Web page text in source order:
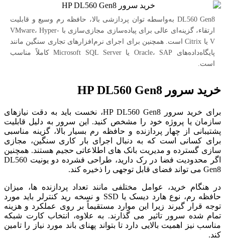
DL560 Gen8 به‌واسطه توان پردازشی بالا، حافظه رم وسیع و قابلیت
ارتقاء، گزینه‌ای عالی برای پیاده‌سازی مجازی‌سازی با VMware، Hyper-
V یا Citrix است. همچنین برای اجرای نرم‌افزارهای تجاری سنگین مانند
پایگاه‌داده‌های Oracle، SAP یا Microsoft SQL Server کاملاً مناسب
است.
خرید سرور HP DL560 Gen8
برای خرید سرور HP DL560 Gen8، نخست باید به دقت نیازهای
سازمان یا پروژه خود را مشخص کنید. این سرور به دلیل قابلیت
پشتیبانی از چهار پردازنده و حافظه رم بسیار بالا، گزینه مناسبی
برای کسانی است که به دنبال اجرای بار کاری سنگین، مجازی
سازی گسترده و مدیریت بانک های اطلاعاتی حجیم هستند. همچنین
اگر محدودیت فضا در رک دارید، طراحی فشرده دو یونیت DL560
Gen8 می تواند فضای قابل توجهی را ذخیره کند.
در هنگام خرید، عوامل مختلفی مانند تعداد پردازنده ها، میزان
حافظه رم، نوع هارد دیسک یا SSD و نسخه رید کنترلر باید مورد
توجه قرار گیرند زیرا این موارد مستقیماً بر روی عملکرد و هزینه
تمام شده سرور تاثیر می گذارند. به علاوه، انتخاب کارت شبکه
مناسب نیز اهمیت بالایی دارد تا بتواند پهنای باند مورد نیاز را تامین
کند.